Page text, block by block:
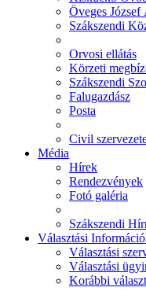
Öveges
Szákszendi
Orvosi ellátás
Körzeti
Szákszendi
Falugazdász
Posta
Civil
Média
Hírek
Rendezvények
Fotó galéria
Szákszendi
Választási
Választási
Választási
Korábbi